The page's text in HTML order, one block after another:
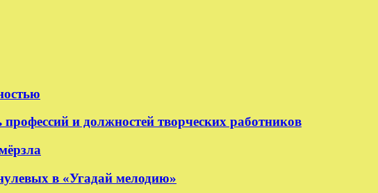
и должностей творческих работников
в «Угадай мелодию»